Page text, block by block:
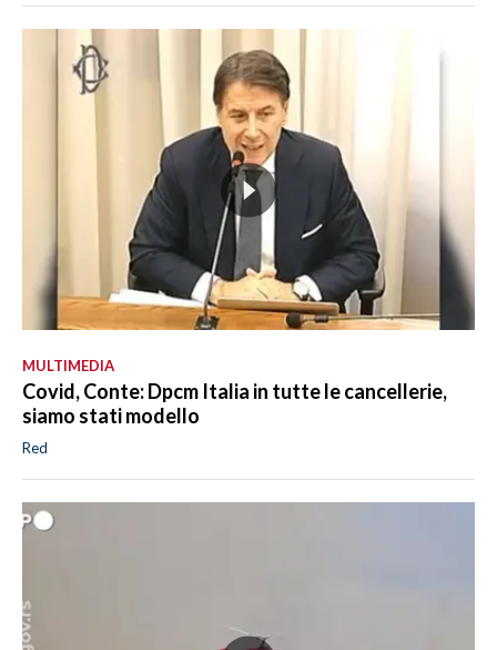
MULTIMEDIA
Covid, Conte: Dpcm Italia in tutte le cancellerie,
siamo stati modello
Red